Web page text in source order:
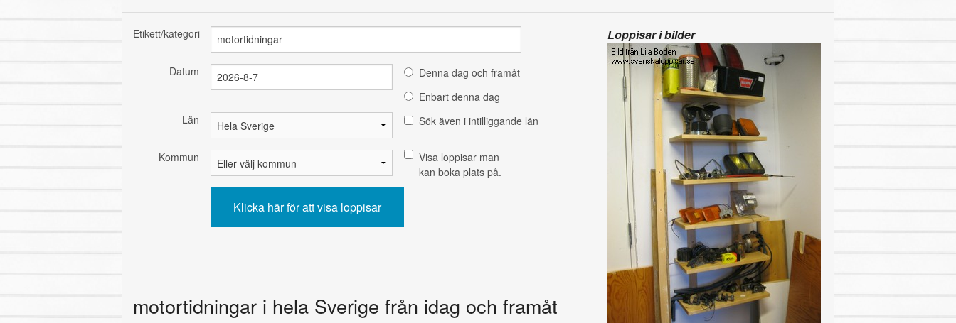
Etikett/kategori
Datum
Denna dag och framåt
Enbart denna dag
Län
Sök även i intilliggande län
Kommun
Visa loppisar man
kan boka plats på.
motortidningar i hela Sverige från idag och framåt
Loppisar i bilder